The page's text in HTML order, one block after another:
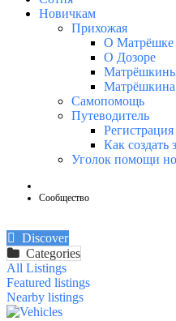
Новичкам
Прихожая
О Матрёшке
О Дозоре
Матрёшкина
Самопомощь
Путеводитель
Регистрация
Как создать
Уголок помощи
Сообщество
Discover
Categories
All Listings
Featured listings
Nearby listings